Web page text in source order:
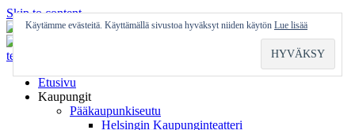
Skip to content
Etusivu
Kaupungit
Pääkaupunkiseutu
Helsingin Kaupunginteatteri
Käytämme evästeitä. Käyttämällä sivustoa hyväksyt niiden käytön Lue lisää